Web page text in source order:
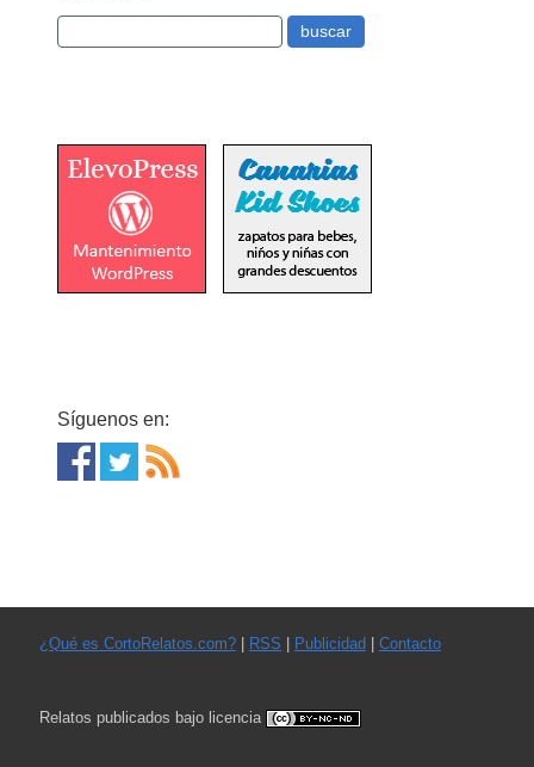
Síguenos en:
¿Qué es CortoRelatos.com?| RSS Publicidad Contacto
Relatos publicados bajo licencia